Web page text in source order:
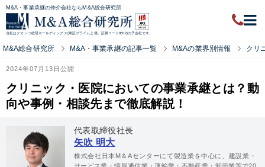
M&A・事業承継の仲介会社ならM&A総合研究所
当社はクオンツ総研ホールディングス(東証プライム上場、証券コード9552)の子会社です。
M&A総合研究所 M&A・事業承継の記事一覧 M&Aの業界別情報 クリ
2024年07月13日公開
クリニック・医院においての事業承継とは？動
向や事例・相談先まで徹底解説！
代表取締役社長
矢吹 明大
株式会社日本M＆Aセンターにて製造業を中心に、建設業・